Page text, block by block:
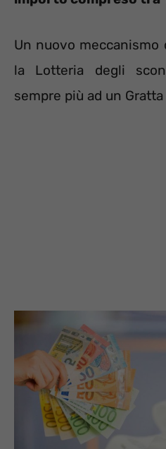
Un nuovo meccanismo
la Lotteria degli
sempre più ad un